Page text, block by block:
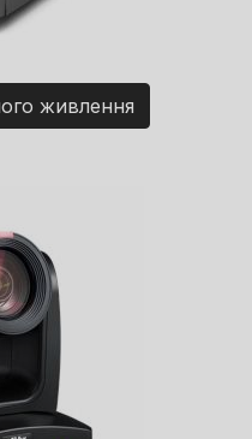
живлення